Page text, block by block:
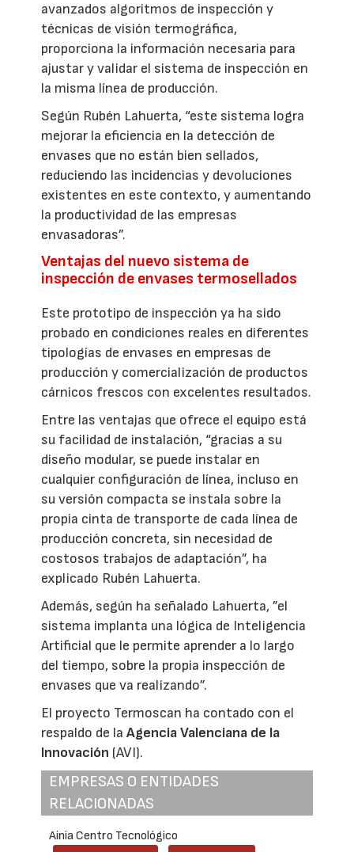
avanzados algoritmos de inspección y
técnicas de visión termográfica,
proporciona la información necesaria para
ajustar y validar el sistema de inspección en
la misma línea de producción.
Según Rubén Lahuerta, “este sistema logra
mejorar la eficiencia en la detección de
envases que no están bien sellados,
reduciendo las incidencias y devoluciones
existentes en este contexto, y aumentando
la productividad de las empresas
envasadoras”.
Ventajas del nuevo sistema de
inspección de envases termosellados
Este prototipo de inspección ya ha sido
probado en condiciones reales en diferentes
tipologías de envases en empresas de
producción y comercialización de productos
cárnicos frescos con excelentes resultados.
Entre las ventajas que ofrece el equipo está
su facilidad de instalación, “gracias a su
diseño modular, se puede instalar en
cualquier configuración de línea, incluso en
su versión compacta se instala sobre la
propia cinta de transporte de cada línea de
producción concreta, sin necesidad de
costosos trabajos de adaptación”, ha
explicado Rubén Lahuerta.
Además, según ha señalado Lahuerta, ”el
sistema implanta una lógica de Inteligencia
Artificial que le permite aprender a lo largo
del tiempo, sobre la propia inspección de
envases que va realizando”.
El proyecto Termoscan ha contado con el
respaldo de laAgencia Valenciana de la
Innovación (AVI).
EMPRESAS O ENTIDADES
RELACIONADAS
Ainia Centro Tecnológico